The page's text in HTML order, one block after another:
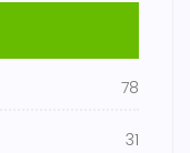
78
31